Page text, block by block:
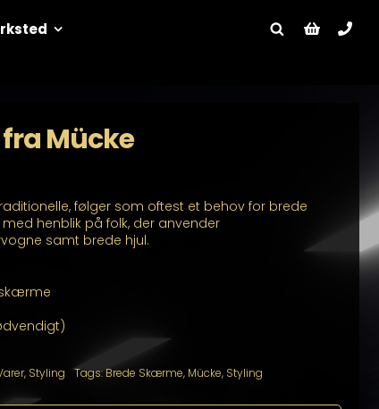
Mücke
følger som oftest et behov for brede
henblik på folk, der anvender
samt brede hjul.
, Styling Tags: Brede Skærme, Mücke, Styling